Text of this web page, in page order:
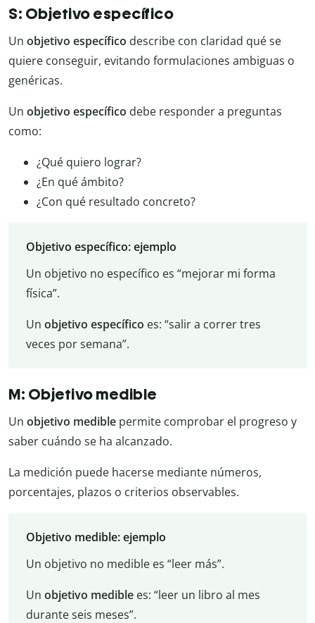
S: Objetivo específico
Un objetivo específico describe con claridad qué se
quiere conseguir, evitando formulaciones ambiguas o
genéricas.
Un objetivo específico debe responder a preguntas
como:
¿Qué quiero lograr?
¿En qué ámbito?
¿Con qué resultado concreto?
Objetivo específico: ejemplo
Un objetivo no específico es “mejorar mi forma
física”.
Un objetivo específico es: “salir a correr tres
veces por semana”.
M: Objetivo medible
Un objetivo medible permite comprobar el progreso y
saber cuándo se ha alcanzado.
La medición puede hacerse mediante números,
porcentajes, plazos o criterios observables.
Objetivo medible: ejemplo
Un objetivo no medible es “leer más”.
Un objetivo mediblees: “leer un libro al mes
durante seis meses”.